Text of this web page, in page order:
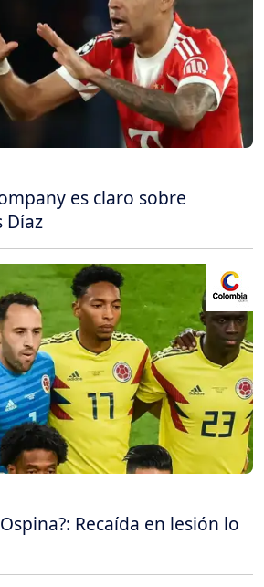
es claro sobre
Díaz
Recaída en lesión lo